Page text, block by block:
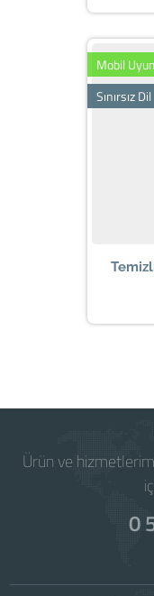
Mobil
Sınırsız Dil
Ürün ve
0